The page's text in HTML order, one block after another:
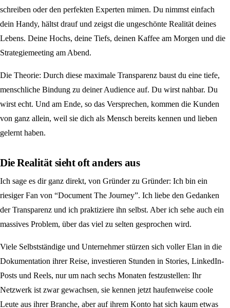
schreiben oder den perfekten Experten mimen. Du nimmst einfach
dein Handy, hältst drauf und zeigst die ungeschönte Realität deines
Lebens. Deine Hochs, deine Tiefs, deinen Kaffee am Morgen und die
Strategiemeeting am Abend.
Die Theorie: Durch diese maximale Transparenz baust du eine tiefe,
menschliche Bindung zu deiner Audience auf. Du wirst nahbar. Du
wirst echt. Und am Ende, so das Versprechen, kommen die Kunden
von ganz allein, weil sie dich als Mensch bereits kennen und lieben
gelernt haben.
Die Realität sieht oft anders aus
Ich sage es dir ganz direkt, von Gründer zu Gründer: Ich bin ein
riesiger Fan von “Document The Journey”. Ich liebe den Gedanken
der Transparenz und ich praktiziere ihn selbst. Aber ich sehe auch ein
massives Problem, über das viel zu selten gesprochen wird.
Viele Selbstständige und Unternehmer stürzen sich voller Elan in die
Dokumentation ihrer Reise, investieren Stunden in Stories, LinkedIn-
Posts und Reels, nur um nach sechs Monaten festzustellen: Ihr
Netzwerk ist zwar gewachsen, sie kennen jetzt haufenweise coole
Leute aus ihrer Branche, aber auf ihrem Konto hat sich kaum etwas